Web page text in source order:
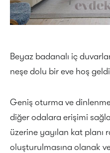
Beyaz badanalı iç
neşe dolu bir eve hoş
Geniş oturma ve
diğer odalara erişimi
üzerine yayılan kat planı
oluşturulmasına olanak